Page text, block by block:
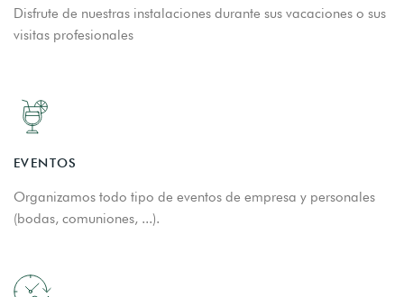
Disfrute de nuestras instalaciones durante sus vacaciones o sus
visitas profesionales
EVENTOS
Organizamos todo tipo de eventos de empresa y personales
(bodas, comuniones, ...).